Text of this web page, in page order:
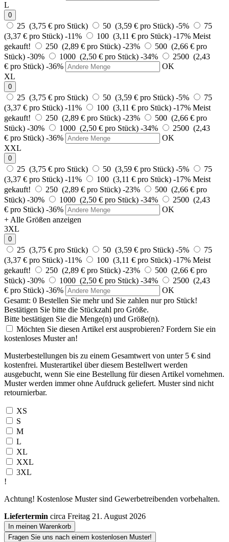
L
0
25 (3,75 € pro Stück) 50 (3,59 € pro Stück) -5%
75
(3,37 € pro Stück) -11% 100 (3,11 € pro Stück) -17% Meist
gekauft!
250 (2,89 € pro Stück) -23%
500 (2,66 € pro
Stück) -30% 1000 (2,50 € pro Stück) -34%
2500 (2,43
€ pro Stück) -36%
OK
XL
0
25 (3,75 € pro Stück) 50 (3,59 € pro Stück) -5%
75
(3,37 € pro Stück) -11% 100 (3,11 € pro Stück) -17% Meist
gekauft!
250 (2,89 € pro Stück) -23%
500 (2,66 € pro
Stück) -30% 1000 (2,50 € pro Stück) -34%
2500 (2,43
€ pro Stück) -36%
OK
XXL
0
25 (3,75 € pro Stück) 50 (3,59 € pro Stück) -5%
75
(3,37 € pro Stück) -11% 100 (3,11 € pro Stück) -17% Meist
gekauft!
250 (2,89 € pro Stück) -23%
500 (2,66 € pro
Stück) -30% 1000 (2,50 € pro Stück) -34%
2500 (2,43
€ pro Stück) -36%
OK
+ Alle Größen anzeigen
3XL
0
25 (3,75 € pro Stück) 50 (3,59 € pro Stück) -5%
75
(3,37 € pro Stück) -11% 100 (3,11 € pro Stück) -17% Meist
gekauft!
250 (2,89 € pro Stück) -23%
500 (2,66 € pro
Stück) -30% 1000 (2,50 € pro Stück) -34%
2500 (2,43
€ pro Stück) -36%
OK
Gesamt: 0 Bestellen Sie mehr und Sie zahlen nurpro Stück!
Bestätigen Sie bitte die Stückzahl pro Größe.
Bitte bestätigen Sie die Menge(n) und Größe(n).
Möchten Sie diesen Artikel erst ausprobieren? Fordern Sie ein
kostenloses Muster an!
Musterbestellungen bis zu einem Gesamtwert von unter 5 € sind
kostenfrei. Musterartikel über diesem Bestellwert werden
ausgebucht, wenn Sie eine Bestellung für diesen Artikel vornehmen.
Muster werden immer ohne Aufdruck geliefert. Muster sind nicht
retournierbar.
XS
S
M
L
XL
XXL
3XL
!
Achtung! Kostenlose Muster sind Gewerbetreibenden vorbehalten.
Liefertermin circa Freitag 21. August 2026
In meinen Warenkorb
Fragen Sie uns nach einem kostenlosen Muster!